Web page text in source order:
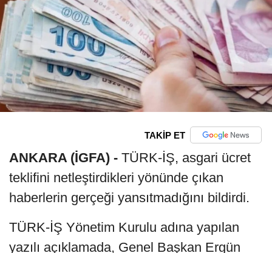
TAKİP ET
ANKARA (İGFA) - TÜRK-İŞ, asgari ücret
teklifini netleştirdikleri yönünde çıkan
haberlerin gerçeği yansıtmadığını bildirdi.
TÜRK-İŞ Yönetim Kurulu adına yapılan
yazılı açıklamada, Genel Başkan Ergün